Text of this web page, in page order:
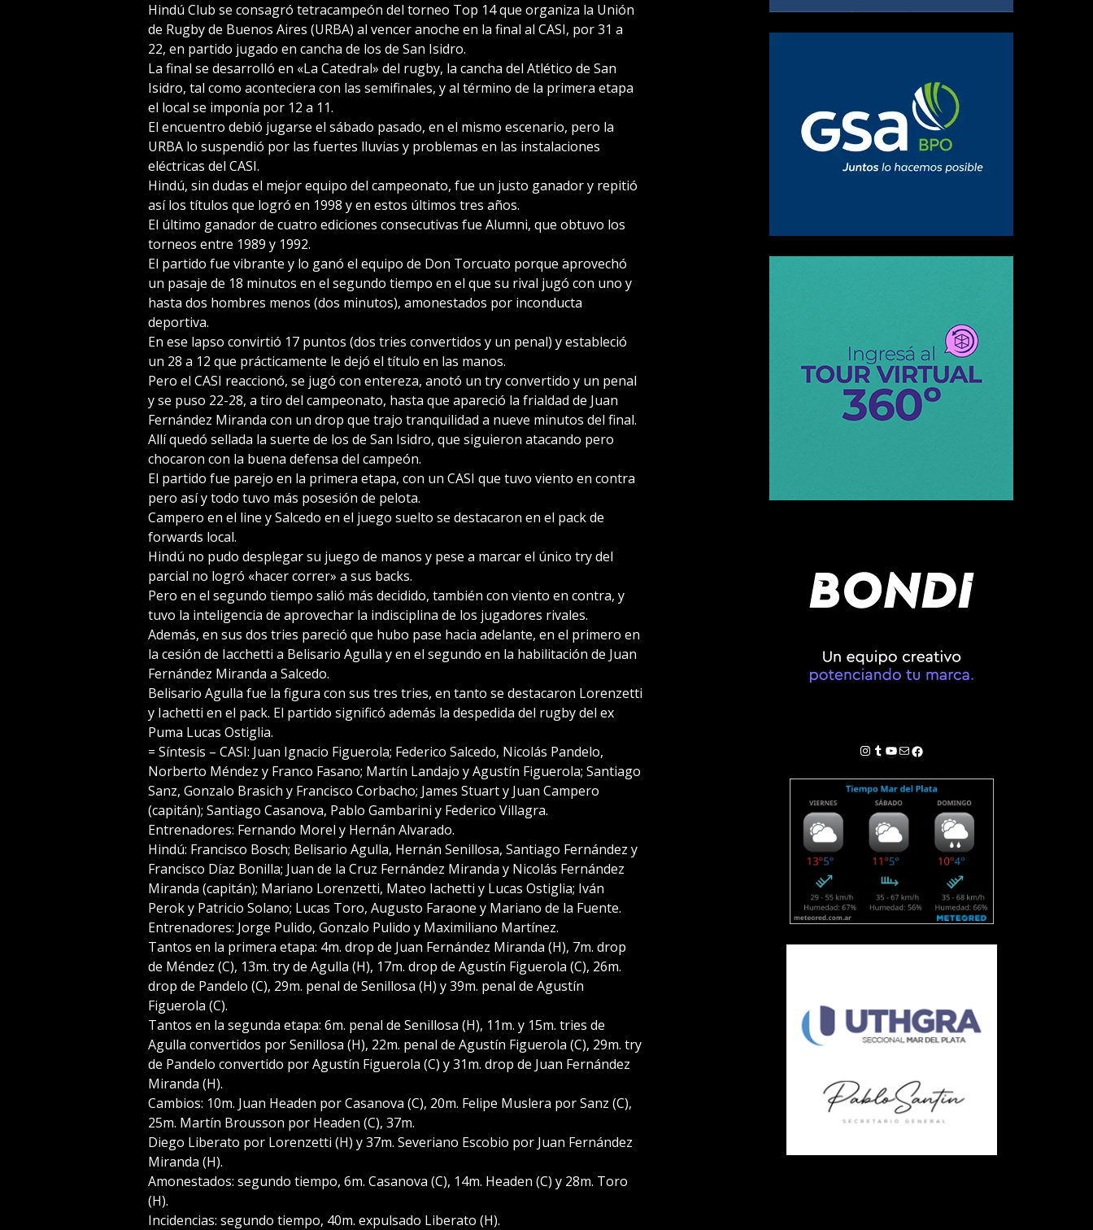
Hindú Club se consagró tetracampeón del torneo Top 14 que organiza la Unión
de Rugby de Buenos Aires (URBA) al vencer anoche en la final al CASI, por 31 a
22, en partido jugado en cancha de los de San Isidro.
La final se desarrolló en «La Catedral» del rugby, la cancha del Atlético de San
Isidro, tal como aconteciera con las semifinales, y al término de la primera etapa
el local se imponía por 12 a 11.
El encuentro debió jugarse el sábado pasado, en el mismo escenario, pero la
URBA lo suspendió por las fuertes lluvias y problemas en las instalaciones
eléctricas del CASI.
Hindú, sin dudas el mejor equipo del campeonato, fue un justo ganador y repitió
así los títulos que logró en 1998 y en estos últimos tres años.
El último ganador de cuatro ediciones consecutivas fue Alumni, que obtuvo los
torneos entre 1989 y 1992.
El partido fue vibrante y lo ganó el equipo de Don Torcuato porque aprovechó
un pasaje de 18 minutos en el segundo tiempo en el que su rival jugó con uno y
hasta dos hombres menos (dos minutos), amonestados por inconducta
deportiva.
En ese lapso convirtió 17 puntos (dos tries convertidos y un penal) y estableció
un 28 a 12 que prácticamente le dejó el título en las manos.
Pero el CASI reaccionó, se jugó con entereza, anotó un try convertido y un penal
y se puso 22-28, a tiro del campeonato, hasta que apareció la frialdad de Juan
Fernández Miranda con un drop que trajo tranquilidad a nueve minutos del final.
Allí quedó sellada la suerte de los de San Isidro, que siguieron atacando pero
chocaron con la buena defensa del campeón.
El partido fue parejo en la primera etapa, con un CASI que tuvo viento en contra
pero así y todo tuvo más posesión de pelota.
Campero en el line y Salcedo en el juego suelto se destacaron en el pack de
forwards local.
Hindú no pudo desplegar su juego de manos y pese a marcar el único try del
parcial no logró «hacer correr» a sus backs.
Pero en el segundo tiempo salió más decidido, también con viento en contra, y
tuvo la inteligencia de aprovechar la indisciplina de los jugadores rivales.
Además, en sus dos tries pareció que hubo pase hacia adelante, en el primero en
la cesión de Iacchetti a Belisario Agulla y en el segundo en la habilitación de Juan
Fernández Miranda a Salcedo.
Belisario Agulla fue la figura con sus tres tries, en tanto se destacaron Lorenzetti
y Iachetti en el pack. El partido significó además la despedida del rugby del ex
Puma Lucas Ostiglia.
= Síntesis – CASI: Juan Ignacio Figuerola; Federico Salcedo, Nicolás Pandelo,
Norberto Méndez y Franco Fasano; Martín Landajo y Agustín Figuerola; Santiago
Sanz, Gonzalo Brasich y Francisco Corbacho; James Stuart y Juan Campero
(capitán); Santiago Casanova, Pablo Gambarini y Federico Villagra.
Entrenadores: Fernando Morel y Hernán Alvarado.
Hindú: Francisco Bosch; Belisario Agulla, Hernán Senillosa, Santiago Fernández y
Francisco Díaz Bonilla; Juan de la Cruz Fernández Miranda y Nicolás Fernández
Miranda (capitán); Mariano Lorenzetti, Mateo Iachetti y Lucas Ostiglia; Iván
Perok y Patricio Solano; Lucas Toro, Augusto Faraone y Mariano de la Fuente.
Entrenadores: Jorge Pulido, Gonzalo Pulido y Maximiliano Martínez.
Tantos en la primera etapa: 4m. drop de Juan Fernández Miranda (H), 7m. drop
de Méndez (C), 13m. try de Agulla (H), 17m. drop de Agustín Figuerola (C), 26m.
drop de Pandelo (C), 29m. penal de Senillosa (H) y 39m. penal de Agustín
Figuerola (C).
Tantos en la segunda etapa: 6m. penal de Senillosa (H), 11m. y 15m. tries de
Agulla convertidos por Senillosa (H), 22m. penal de Agustín Figuerola (C), 29m. try
de Pandelo convertido por Agustín Figuerola (C) y 31m. drop de Juan Fernández
Miranda (H).
Cambios: 10m. Juan Headen por Casanova (C), 20m. Felipe Muslera por Sanz (C),
25m. Martín Brousson por Headen (C), 37m.
Diego Liberato por Lorenzetti (H) y 37m. Severiano Escobio por Juan Fernández
Miranda (H).
Amonestados: segundo tiempo, 6m. Casanova (C), 14m. Headen (C) y 28m. Toro
(H).
Incidencias: segundo tiempo, 40m. expulsado Liberato (H).
Instagram
Tumblr
YouTube
Correo electrónico
Facebook